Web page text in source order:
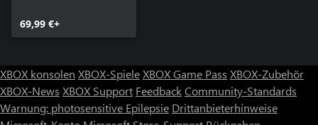
69,99 €+
XBOX konsolen XBOX-SpieleXBOX Game Pass XBOX-Zubehör
XBOX-News XBOX Support FeedbackCommunity-Standards
Warnung: photosensitive Epilepsie Drittanbieterhinweise